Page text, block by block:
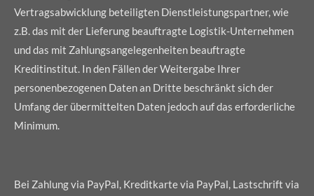
Vertragsabwicklung beteiligten Dienstleistungspartner, wie
z.B. das mit der Lieferung beauftragte Logistik-Unternehmen
und das mit Zahlungsangelegenheiten beauftragte
Kreditinstitut. In den Fällen der Weitergabe Ihrer
personenbezogenen Daten an Dritte beschränkt sich der
Umfang der übermittelten Daten jedoch auf das erforderliche
Minimum.
Bei Zahlung via PayPal, Kreditkarte via PayPal, Lastschrift via